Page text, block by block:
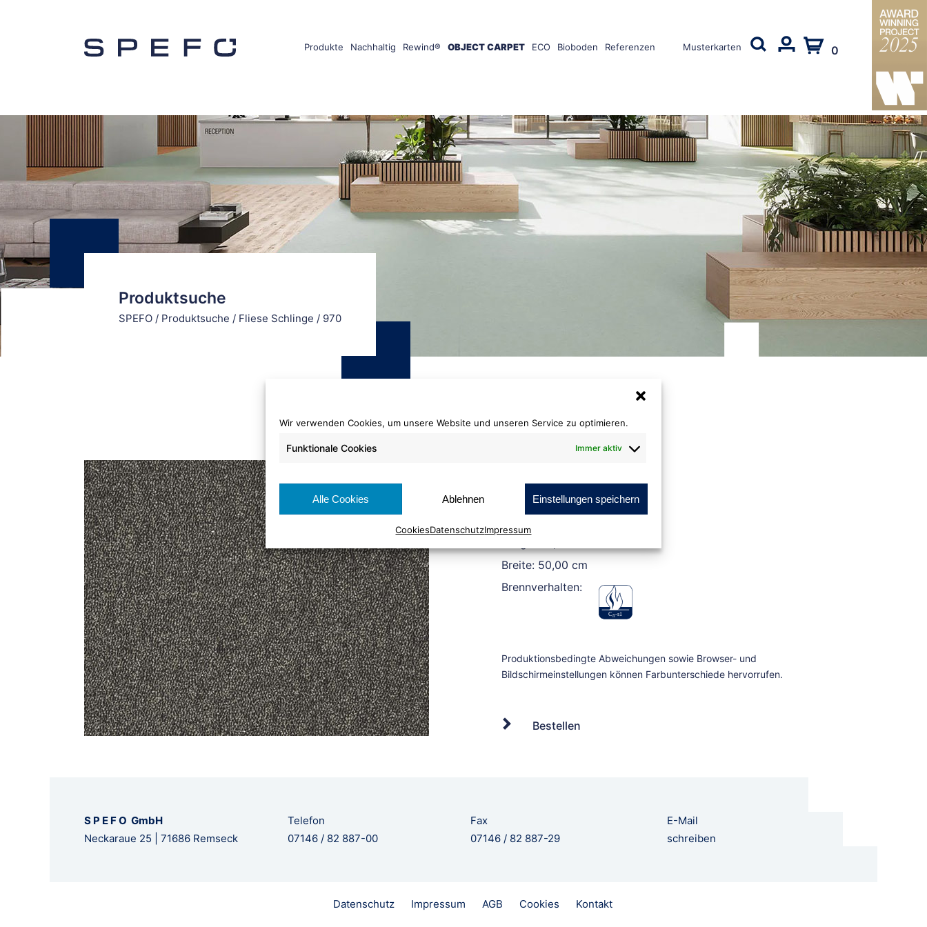
Wir verwenden Cookies, um unsere Website und unseren Service zu optimieren.
Funktionale Cookies Immer aktiv
Alle Cookies Ablehnen Einstellungen speichern
CookiesDatenschutzImpressum
Produkte Nachhaltig Rewind® OBJECT CARPET ECO Bioboden Referenzen Musterkarten 0
Produktsuche
SPEFO / Produktsuche / Fliese Schlinge / 970
970
Breite: 50,00 cm
Brennverhalten:
Bestellen
S P E F O GmbH
Neckaraue 25 | 71686 Remseck
Telefon
07146 / 82 887-00
Fax
07146 / 82 887-29
E-Mail
schreiben
Datenschutz Impressum AGB Cookies Kontakt